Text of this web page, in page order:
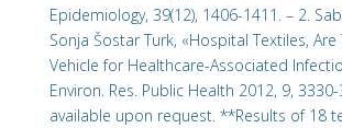
Epidemiology, 39(12), 1406-1411. – 2.
Sonja Šostar Turk, «Hospital Textiles, Are
Vehicle for Healthcare-Associated
Environ. Res. Public Health 2012, 9,
available upon request. **Results of 18